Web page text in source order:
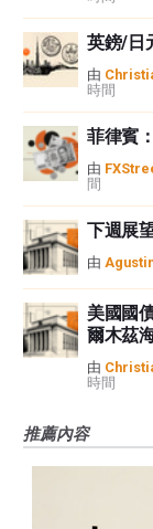
英鎊/日
由
時間
菲律賓
由
間
下週展
由
美國國
爾木茲
由
時間
推薦內容